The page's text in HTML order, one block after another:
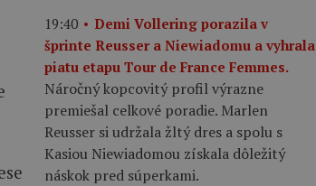
19:40
Demi Vollering porazila v
šprinte Reusser a Niewiadomu a vyhrala
piatu etapu Tour de France Femmes.
Náročný kopcovitý profil výrazne
premiešal celkové poradie. Marlen
Reusser si udržala žltý dres a spolu s
Kasiou Niewiadomou získala dôležitý
náskok pred súperkami.